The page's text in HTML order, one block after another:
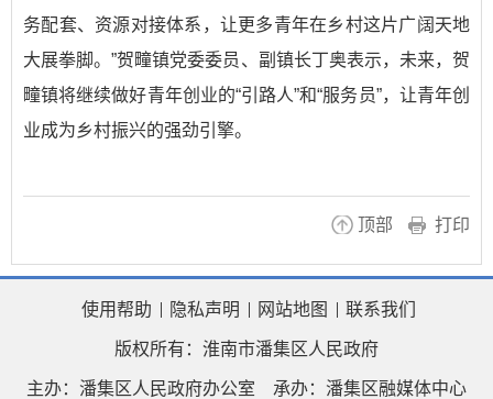
务配套、资源对接体系，让更多青年在乡村这片广阔天地
大展拳脚。”贺疃镇党委委员、副镇长丁奥表示，未来，贺
疃镇将继续做好青年创业的“引路人”和“服务员”，让青年创
业成为乡村振兴的强劲引擎。
顶部 打印
使用帮助 隐私声明 网站地图 联系我们
版权所有：淮南市潘集区人民政府
主办：潘集区人民政府办公室 承办：潘集区融媒体中心